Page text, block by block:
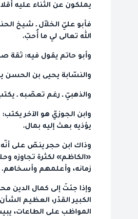
يملكون عن الثناء عليه
فأبو عليّ الخلاّل ـ شيخ
الله تعالى لي ما أُحبّ.
وأبو حاتم يقول فيه: ثقة
والنسّابة يحيى بن الحسن
والذهبيّ ـ رغم تعصّبه ـ
وابن الجوزيّ هو الآخر
يؤذيه بعث إليه بمال.
وذاك ابن حجر ينصّ على أنّه
«الكاظم» لكثرة تجاوزه
زمانه، وأعلمهم وأسخاهم.
وإذا جئتَ إلى كمال الدين
الكبير القدْر، العظيم
المواظب على الطاعات،